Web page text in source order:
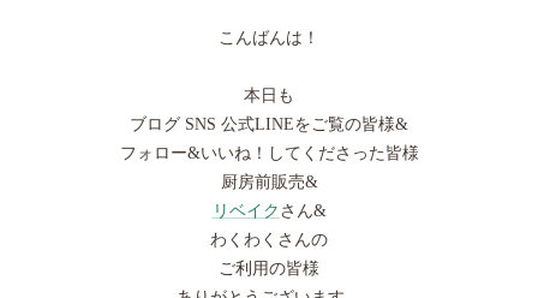
こんばんは！
本日も
ブログ SNS 公式LINEをご覧の皆様&
フォロー&いいね！してくださった皆様
厨房前販売&
リベイク さん&
わくわくさんの
ご利用の皆様